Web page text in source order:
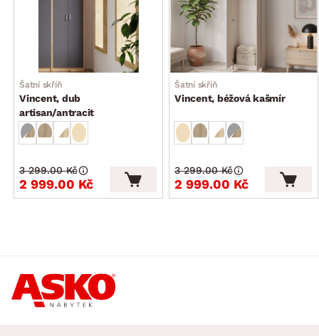
Šatní skříň
Vincent, dub
artisan/antracit
2 999.00 Kč
3 299.00 Kč
Šatní skříň
Vincent, béžová kašmír
2 999.00 Kč
3 299.00 Kč